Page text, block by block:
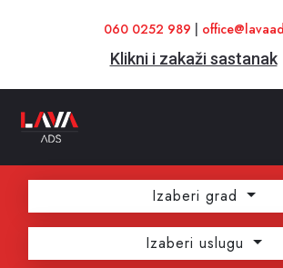
060 0252 989
Klikni i zakaži sastanak
Izaberi grad
Izaberi uslugu